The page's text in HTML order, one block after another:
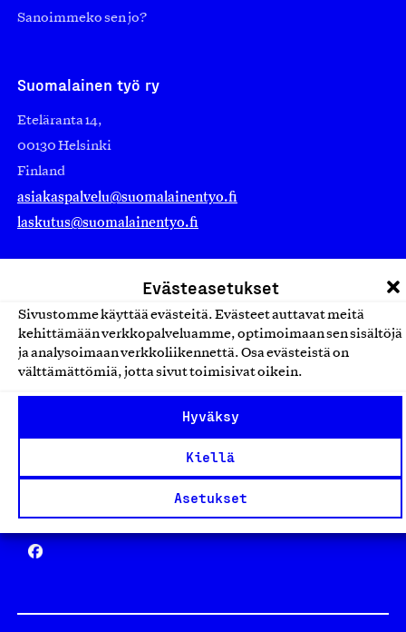
Evästeasetukset
Sivustomme käyttää evästeitä. Evästeet auttavat meitä
kehittämään verkkopalveluamme, optimoimaan sen sisältöjä
ja analysoimaan verkkoliikennettä. Osa evästeistä on
välttämättömiä, jotta sivut toimisivat oikein.
Hyväksy
Kiellä
Asetukset
Sanoimmeko sen jo?
Suomalainen työ ry
Eteläranta 14,
00130 Helsinki
Finland
asiakaspalvelu@suomalainentyo.fi
laskutus@suomalainentyo.fi
Avainlippu
Yhteiskunnallinen Yritys -merkki